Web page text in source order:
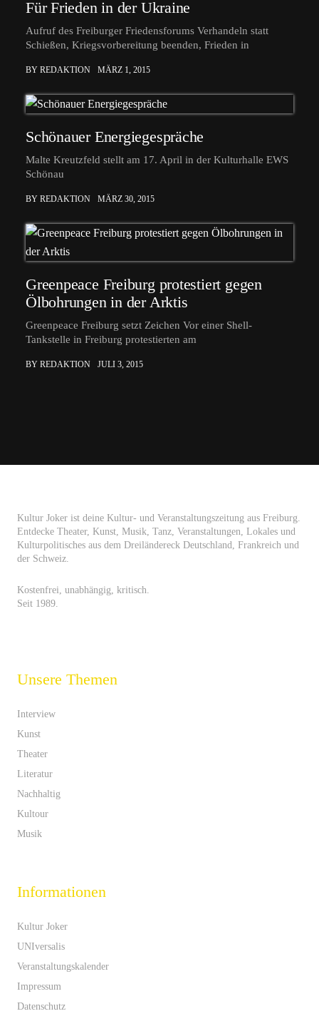
Für Frieden in der Ukraine
Aufruf des Freiburger Friedensforums Verhandeln statt
Schießen, Kriegsvorbereitung beenden, Frieden in
BY REDAKTION MÄRZ 1, 2015
Schönauer Energiegespräche
Malte Kreutzfeld stellt am 17. April in der Kulturhalle EWS
Schönau
BY REDAKTION MÄRZ 30, 2015
Greenpeace Freiburg protestiert gegen
Ölbohrungen in der Arktis
Greenpeace Freiburg setzt Zeichen Vor einer Shell-
Tankstelle in Freiburg protestierten am
BY REDAKTION JULI 3, 2015
Kultur Joker ist deine Kultur- und Veranstaltungszeitung aus Freiburg.
Entdecke Theater, Kunst, Musik, Tanz, Veranstaltungen, Lokales und
Kulturpolitisches aus dem Dreiländereck Deutschland, Frankreich und
der Schweiz.
Kostenfrei, unabhängig, kritisch.
Seit 1989.
Unsere Themen
Interview
Kunst
Theater
Literatur
Nachhaltig
Kultour
Musik
Informationen
Kultur Joker
UNIversalis
Veranstaltungskalender
Impressum
Datenschutz